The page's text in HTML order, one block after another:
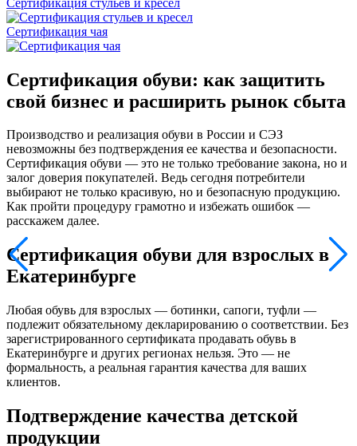
Сертификация чая
Сертификация обуви: как защитить
свой бизнес и расширить рынок сбыта
Производство и реализация обуви в России и СЭЗ
невозможны без подтверждения ее качества и безопасности.
Сертификация обуви — это не только требование закона, но и
залог доверия покупателей. Ведь сегодня потребители
выбирают не только красивую, но и безопасную продукцию.
Как пройти процедуру грамотно и избежать ошибок —
расскажем далее.
Сертификация обуви для взрослых в
Екатеринбурге
Любая обувь для взрослых — ботинки, сапоги, туфли —
подлежит обязательному декларированию о соответствии. Без
зарегистрированного сертификата продавать обувь в
Екатеринбурге и других регионах нельзя. Это — не
формальность, а реальная гарантия качества для ваших
клиентов.
Подтверждение качества детской
продукции